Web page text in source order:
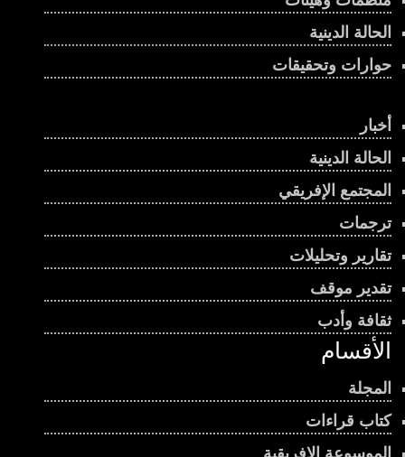
00:03:45
00:00:56
00:01:07
إيكواس … القوة المؤجلة تحدي الإرهاب في غرب
الحالة الدينية
حوارات وتحقيقات
أخبار
الحالة الدينية
المجتمع الإفريقي
ترجمات
تقارير وتحليلات
تقدير موقف
ثقافة وأدب
الأقسام
المجلة
كتاب قراءات
الموسوعة الإفريقية